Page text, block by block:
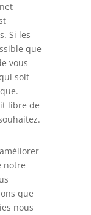
Si les
que
vous
soit
libre de
notre
que
nous